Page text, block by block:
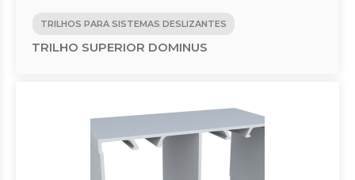
TRILHOS PARA SISTEMAS DESLIZANTES
TRILHO SUPERIOR DOMINUS